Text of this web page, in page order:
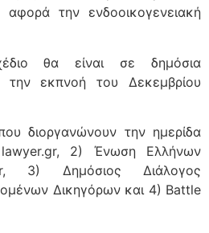
την ενδοοικογενειακή
θα είναι σε δημόσια
την εκπνοή του Δεκεμβρίου
διοργανώνουν την ημερίδα
2) Ένωση Ελλήνων
3) Δημόσιος Διάλογος
Δικηγόρων και 4) Battle